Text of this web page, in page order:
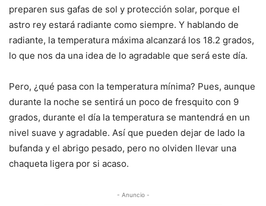
preparen sus gafas de sol y protección solar, porque el
astro rey estará radiante como siempre. Y hablando de
radiante, la temperatura máxima alcanzará los 18.2 grados,
lo que nos da una idea de lo agradable que será este día.
Pero, ¿qué pasa con la temperatura mínima? Pues, aunque
durante la noche se sentirá un poco de fresquito con 9
grados, durante el día la temperatura se mantendrá en un
nivel suave y agradable. Así que pueden dejar de lado la
bufanda y el abrigo pesado, pero no olviden llevar una
chaqueta ligera por si acaso.
- Anuncio -